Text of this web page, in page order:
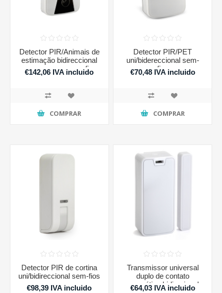
Detector PIR/Animais de
estimação bidireccional
com camera sem fio
€142,06 IVA incluido
COMPRAR
Detector PIR/PET
uni/bidereccional sem-
fios
€70,48 IVA incluido
COMPRAR
Detector PIR de cortina
uni/bidireccional sem-fios
€98,39 IVA incluido
Transmissor universal
duplo de contato
magnético bidirecional
€64,03 IVA incluido